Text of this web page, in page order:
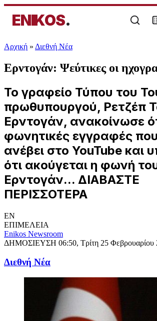
ENIKOS.
Αρχική » Διεθνή Νέα
Ερντογάν: Ψεύτικες οι
Το γραφείο Τύπου του
πρωθυπουργού, Ρετζέπ
Ερντογάν, ανακοίνωσε
φωνητικές εγγραφές
ανέβει στο YouTube και
ότι ακούγεται η φωνή
Ερντογάν... ΔΙΑΒΑΣΤΕ
ΠΕΡΙΣΣΟΤΕΡΑ
EN
ΕΠΙΜΕΛΕΙΑ
Enikos Newsroom
ΔΗΜΟΣΙΕΥΣΗ 06:50, Τρίτη 25 Φεβρουαρίου
Διεθνή Νέα